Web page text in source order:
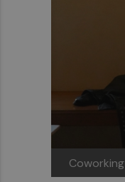
Coworking